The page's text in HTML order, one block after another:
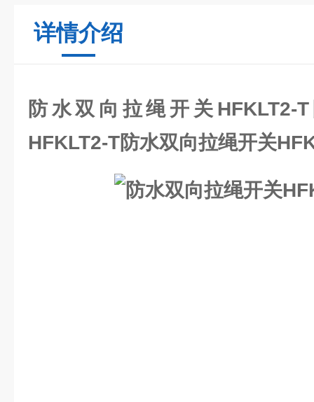
详情介绍
防水双向拉绳开关HFKLT2-T
HFKLT2-T防水双向拉绳开关